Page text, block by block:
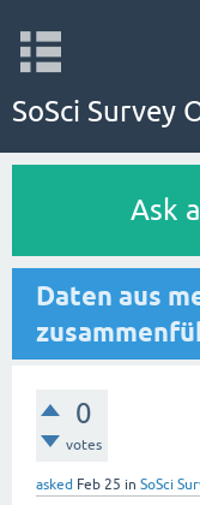
SoSci Survey
Ask
Daten aus
0
votes
asked Feb 25 in SoSci